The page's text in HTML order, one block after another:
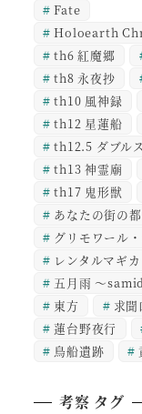
Fate
Holoearth
th6 紅魔郷
th8 永夜抄
th10 風神録
th12 星蓮船
th12.5 ダブル
th13 神霊廟
th17 鬼形獣
あなたの街の
グリモワール
レンタルマギカ
五月雨 ～
東方
求聞
蓮台野夜行
鳥船遺跡
考察 タグ